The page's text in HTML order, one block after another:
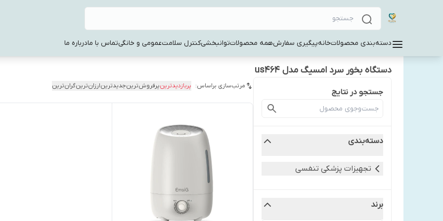
دسته‌بندی محصولاتخانهپیگیری سفارشهمه محصولاتتوانبخشیکنترل سلامتعمومی و خانگیتماس با مادرباره ما
دستگاه بخور سرد امسیگ مدل us464
جستجو در نتایج
دسته‌بندی
تجهیزات پزشکی تنفسی
برند
مرتب‌سازی براساس: پربازدیدترینپرفروش‌ترینجدیدترینارزان‌ترینگران‌ترین